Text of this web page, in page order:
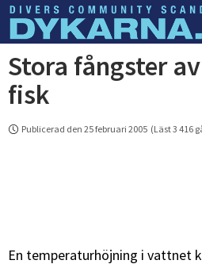
Dyknyheter
Stora fångster
fisk
Publicerad den 25 februari 2005 (Läst 3 416
En temperaturhöjning i vattnet